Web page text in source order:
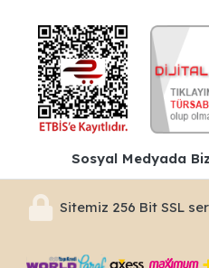
Sosyal Medyada Biz
Sitemiz 256 Bit SSL